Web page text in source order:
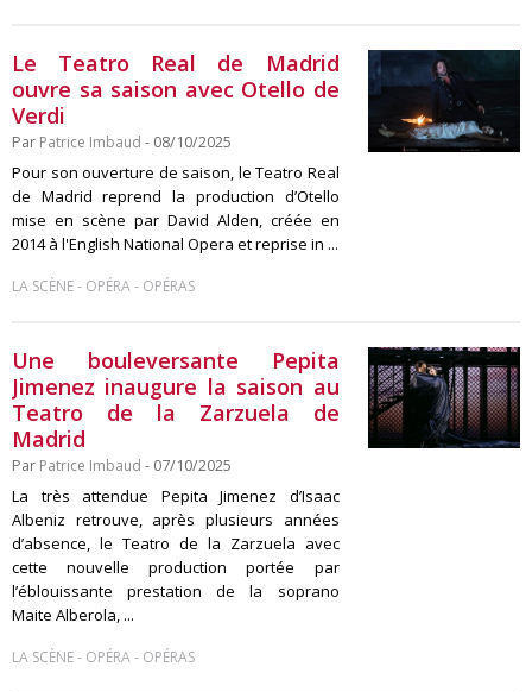
Le Teatro Real de Madrid
ouvre sa saison avec Otello de
Verdi
Par Patrice Imbaud - 08/10/2025
Pour son ouverture de saison, le Teatro Real
de Madrid reprend la production d’Otello
mise en scène par David Alden, créée en
2014 à l'English National Opera et reprise in ...
LA SCÈNE- OPÉRA- OPÉRAS
Une bouleversante Pepita
Jimenez inaugure la saison au
Teatro de la Zarzuela de
Madrid
Par Patrice Imbaud - 07/10/2025
La très attendue Pepita Jimenez d’Isaac
Albeniz retrouve, après plusieurs années
d’absence, le Teatro de la Zarzuela avec
cette nouvelle production portée par
l’éblouissante prestation de la soprano
Maite Alberola, ...
LA SCÈNE- OPÉRA- OPÉRAS